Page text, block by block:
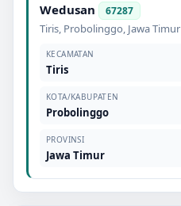
Wedusan 67287
Tiris, Probolinggo, Jawa Timur
KECAMATAN
Tiris
KOTA/KABUPATEN
Probolinggo
PROVINSI
Jawa Timur